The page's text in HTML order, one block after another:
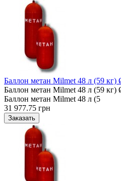
Баллон метан Milmet 48 л (59 кг)
Баллон метан Milmet 48 л (59 кг)
Баллон метан Milmet 48 л (5
31 977.75 грн